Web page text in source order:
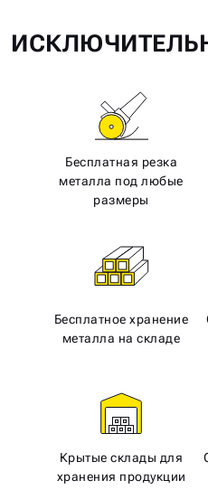
Бесплатная резка
металла под любые
размеры
Бесплатное хранение
металла на складе
Крытые склады для
хранения продукции